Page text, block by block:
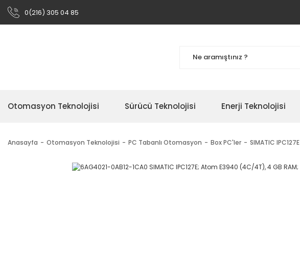
0(216) 305 04 85
Otomasyon Teknolojisi Sürücü Teknolojisi Enerji Teknolojisi
Anasayfa Otomasyon Teknolojisi PC Tabanlı Otomasyon Box PC'ler SIMATIC IPC127E